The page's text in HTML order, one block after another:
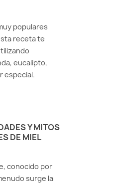
populares
receta te
eucalipto,
especial.
Y MITOS
DE MIEL
conocido por
surge la